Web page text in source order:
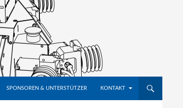
SPONSOREN & UNTERSTÜTZER KONTAKT